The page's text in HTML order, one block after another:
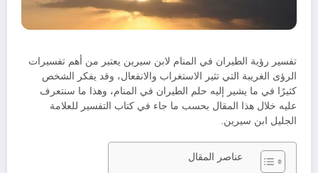
تفسير رؤية الطيران في المنام لابن سيرين يعتبر من أهم تفسيرات
الرؤى الغريبة التي تثير الاستغراب والانفعال، وقد يفكر الشخص
كثيرًا في ما يشير إليه حلم الطيران في المنام، وهذا ما سنتعرف
عليه خلال هذا المقال بحسب ما جاء في كتاب التفسير للعلامة
الجليل ابن سيرين.
عناصر المقال